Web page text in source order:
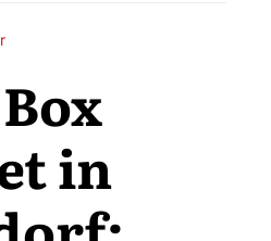
in